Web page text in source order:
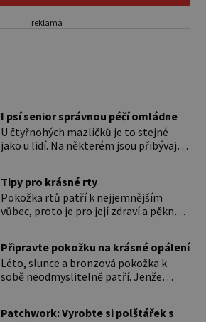
reklama
I psí senior správnou péčí omládne
U čtyřnohých mazlíčků je to stejné
jako u lidí. Na některém jsou přibývající
Přesto byste si měli staršího psa více
všímat, aby vám neunikly důležité
signály, že něco není v pořádku. Včasná
život. Hůře tráví U starších […]
Tipy pro krásné rty
Pokožka rtů patří k nejjemnějším
vůbec, proto je pro její zdraví a pěkný
ale také mnohem tenčí povrchovou
vrstvou než ostatní pleť a pokožka.
Nezvláčňují je žádné mazové žlázy,
a náchylné k vysychání a praskání.
Připravte pokožku na krásné opálení
Léto, slunce a bronzová pokožka k
sobě neodmyslitelně patří. Jenže
se kůže. Spálená pokožka není
Patchwork: Vyrobte si polštářek s